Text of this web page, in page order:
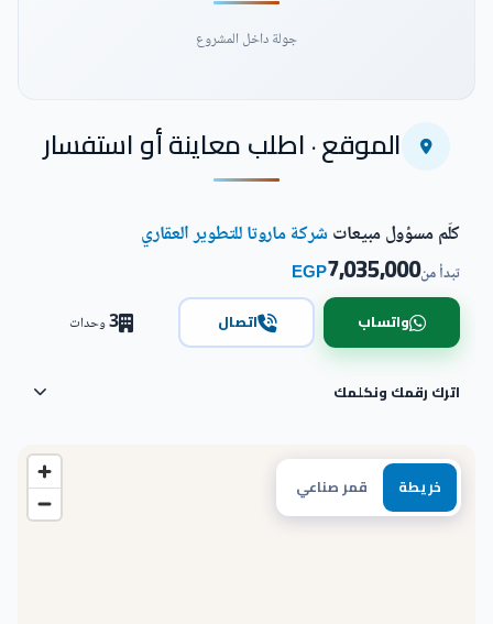
جولة داخل المشروع
شاهد فيديو المشروع
الموقع · اطلب معاينة أو استفسار
خريطة قمر صناعي
كلّم مسؤول مبيعات شركة ماروتا للتطوير العقاري
تبدأ من7,035,000
EGP
واتساب اتصال 3وحدات
اترك رقمك ونكلمك